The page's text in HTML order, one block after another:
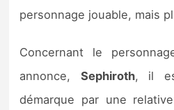
personnage jouable, mais
Concernant le
annonce, Sephiroth, il
démarque par une